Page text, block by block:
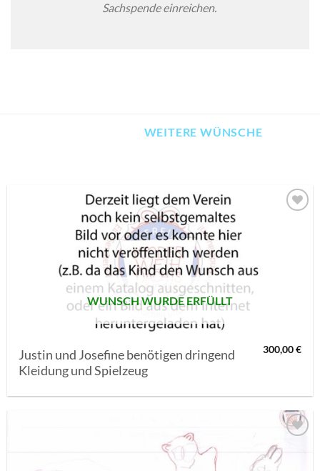
Sachspende einreichen.
WEITERE WÜNSCHE
WUNSCH WURDE ERFÜLLT
Justin und Josefine benötigen dringend
Kleidung und Spielzeug
300,00€
AUF MEINE
MERKLISTE